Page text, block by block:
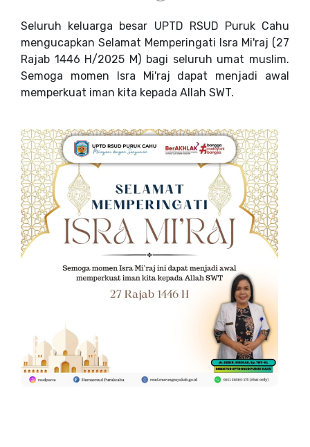
Seluruh keluarga besar UPTD RSUD Puruk Cahu
mengucapkan Selamat Memperingati Isra Mi'raj (27
Rajab 1446 H/2025 M) bagi seluruh umat muslim.
Semoga momen Isra Mi'raj dapat menjadi awal
memperkuat iman kita kepada Allah SWT.